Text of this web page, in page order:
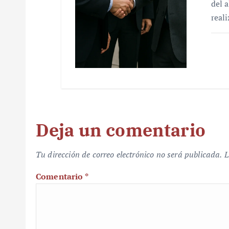
del
Deja un comentario
Tu dirección de correo electrónico no será publicada.
Comentario *